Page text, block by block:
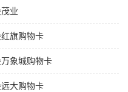
业
旗购物卡
象城购物卡
大购物卡